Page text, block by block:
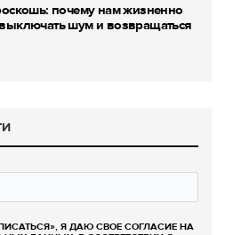
почему нам жизненно
шум и возвращаться
Я ДАЮ СВОЕ СОГЛАСИЕ НА